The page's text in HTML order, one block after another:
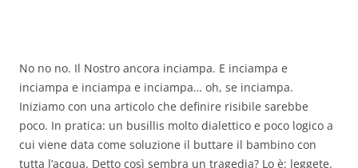
No no no. Il Nostro ancora inciampa. E inciampa e
inciampa e inciampa e inciampa… oh, se inciampa.
Iniziamo con una articolo che definire risibile sarebbe
poco. In pratica: un busillis molto dialettico e poco logico a
cui viene data come soluzione il buttare il bambino con
tutta l’acqua. Detto così sembra un tragedia? Lo è: leggete.